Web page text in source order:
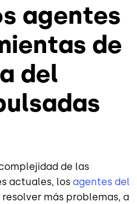
agentes
de
del
de las
actuales, los agentes del
más problemas, a